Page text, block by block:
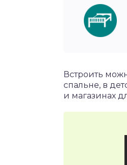
Встроить
спальне, в
и магазинах